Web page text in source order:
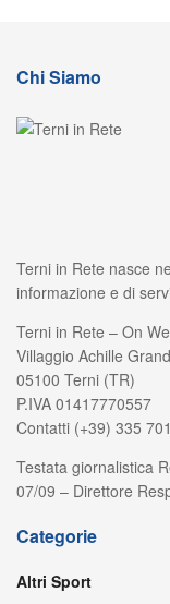
Chi Siamo
Terni in Rete nasce
informazione e di
Terni in Rete – On
Villaggio Achille
05100 Terni (TR)
P.IVA 01417770557
Contatti (+39) 335
Testata giornalistica
07/09 – Direttore
Categorie
Altri Sport